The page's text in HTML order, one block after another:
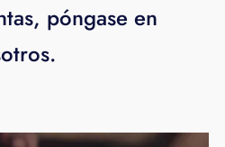
póngase en